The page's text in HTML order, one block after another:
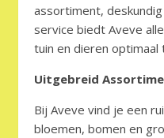
assortiment,
service biedt Aveve
tuin en dieren optimaal
Uitgebreid
Bij Aveve vind je een
bloemen, bomen en